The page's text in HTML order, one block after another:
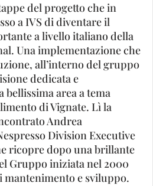
del progetto che in
a IVS di diventare il
a livello italiano della
Una implementazione che
all’interno del gruppo
dedicata e
bellissima area a tema
di Vignate. Lì la
Andrea
Division Executive
ricopre dopo una brillante
Gruppo iniziata nel 2000
mantenimento e sviluppo.